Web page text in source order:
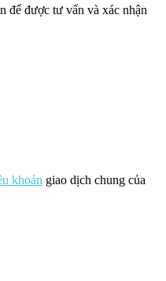
để được tư vấn và xác nhận
khoản giao dịch chung của